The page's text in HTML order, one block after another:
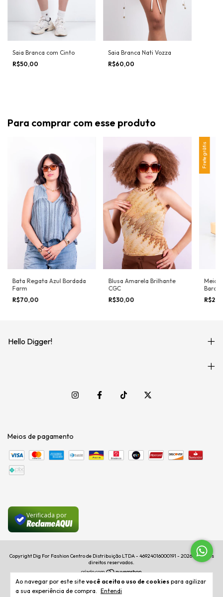
Ao navegar por este site você aceita o uso de cookies para agilizar
a sua experiência de compra. Entendi
Saia Branca com Cinto
R$50,00
Saia Branca Nati Vozza
R$60,00
Para comprar com esse produto
Bata Regata Azul Bordada
Farm
R$70,00
Blusa Amarela Brilhante
CGC
R$30,00
Frete grátis
Meia
Hello Digger!
Meios de pagamento
Verificada por
Copyright Dig For Fashion Centro de Distribuição LTDA - 46924016000191 - 2026. Todos os
direitos reservados.